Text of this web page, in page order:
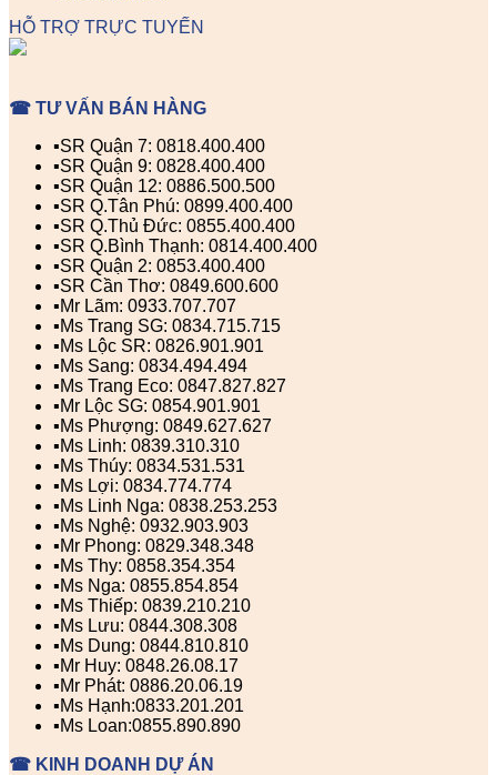
HỖ TRỢ TRỰC TUYẾN
☎ TƯ VẤN BÁN HÀNG
▪️SR Quận 7: 0818.400.400
▪️SR Quận 9: 0828.400.400
▪️SR Quận 12: 0886.500.500
▪️SR Q.Tân Phú: 0899.400.400
▪️SR Q.Thủ Đức: 0855.400.400
▪️SR Q.Bình Thạnh: 0814.400.400
▪️SR Quận 2: 0853.400.400
▪️SR Cần Thơ: 0849.600.600
▪️Mr Lãm: 0933.707.707
▪️Ms Trang SG: 0834.715.715
▪️Ms Lộc SR: 0826.901.901
▪️Ms Sang: 0834.494.494
▪️Ms Trang Eco: 0847.827.827
▪️Mr Lộc SG: 0854.901.901
▪️Ms Phượng: 0849.627.627
▪️Ms Linh: 0839.310.310
▪️Ms Thúy: 0834.531.531
▪️Ms Lợi: 0834.774.774
▪️Ms Linh Nga: 0838.253.253
▪️Ms Nghệ: 0932.903.903
▪️Mr Phong: 0829.348.348
▪️Ms Thy: 0858.354.354
▪️Ms Nga: 0855.854.854
▪️Ms Thiếp: 0839.210.210
▪️Ms Lưu: 0844.308.308
▪️Ms Dung: 0844.810.810
▪️Mr Huy: 0848.26.08.17
▪️Mr Phát: 0886.20.06.19
▪️Ms Hạnh:0833.201.201
▪️Ms Loan:0855.890.890
☎ KINH DOANH DỰ ÁN